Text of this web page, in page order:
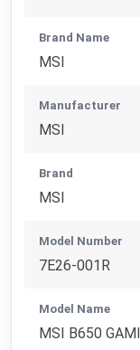
Brand Name
MSI
Manufacturer
MSI
Brand
MSI
Model Number
7E26-001R
Model Name
MSI B650